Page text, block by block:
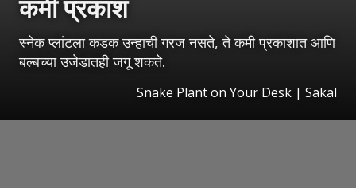
कमी प्रकाश
स्नेक प्लांटला कडक उन्हाची गरज नसते, ते कमी प्रकाशात आणि
बल्बच्या उजेडातही जगू शकते.
Snake Plant on Your Desk | Sakal